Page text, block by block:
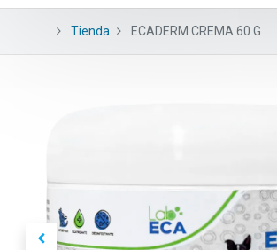
Tienda ECADERM CREMA 60 G